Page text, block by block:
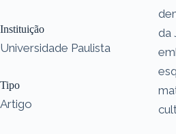
Instituição
Universidade Paulista
Tipo
Artigo
da